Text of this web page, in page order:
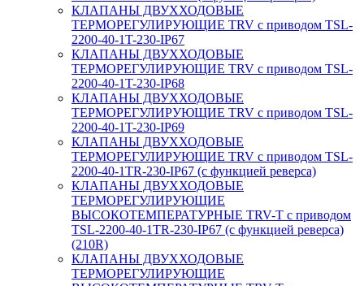
КЛАПАНЫ ДВУХХОДОВЫЕ
ТЕРМОРЕГУЛИРУЮЩИЕ TRV с приводом TSL-
2200-40-1T-230-IP67
КЛАПАНЫ ДВУХХОДОВЫЕ
ТЕРМОРЕГУЛИРУЮЩИЕ TRV с приводом TSL-
2200-40-1T-230-IP68
КЛАПАНЫ ДВУХХОДОВЫЕ
ТЕРМОРЕГУЛИРУЮЩИЕ TRV с приводом TSL-
2200-40-1T-230-IP69
КЛАПАНЫ ДВУХХОДОВЫЕ
ТЕРМОРЕГУЛИРУЮЩИЕ TRV с приводом TSL-
2200-40-1TR-230-IP67 (с функцией реверса)
КЛАПАНЫ ДВУХХОДОВЫЕ
ТЕРМОРЕГУЛИРУЮЩИЕ
ВЫСОКОТЕМПЕРАТУРНЫЕ TRV-T с приводом
TSL-2200-40-1TR-230-IP67 (с функцией реверса)
(210R)
КЛАПАНЫ ДВУХХОДОВЫЕ
ТЕРМОРЕГУЛИРУЮЩИЕ